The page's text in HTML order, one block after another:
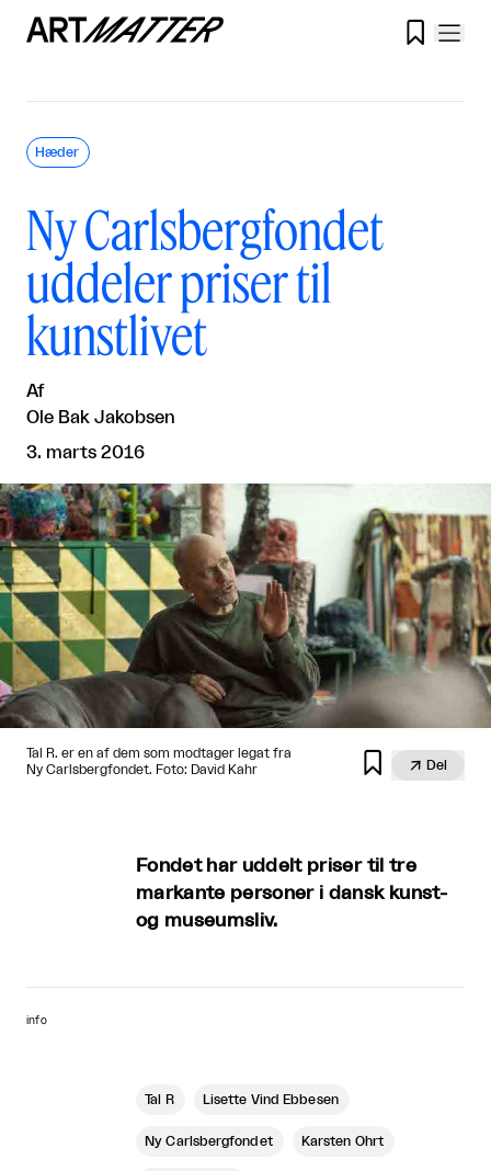

Ny Carlsbergfondet
uddeler priser til
kunstlivet
Af
Ole Bak Jakobsen
3. marts 2016
Hæder
Tal R. er en af dem som modtager legat fra
Ny Carlsbergfondet. Foto: David Kahr
  Del
Fondet har uddelt priser til tre
markante personer i dansk kunst-
og museumsliv.
info
Tal R Lisette Vind Ebbesen
Ny Carlsbergfondet Karsten Ohrt